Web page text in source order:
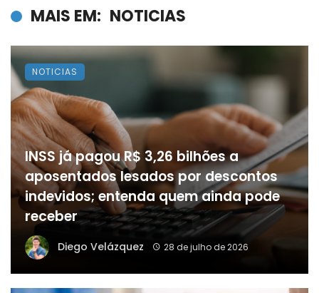
MAIS EM: NOTICIAS
INSS já pagou R$ 3,26 bilhões a
aposentados lesados por descontos
indevidos; entenda quem ainda pode
receber
Diego Velázquez 28 de julho de 2026
NOTICIAS